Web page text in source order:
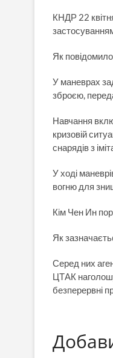
КНДР 22
Як
У маневрах
зброєю,
Навчання
кризовій
снарядів з
У ході
вогню для
Кім Чен Ин
Як
Серед них
ЦТАК
безперервні